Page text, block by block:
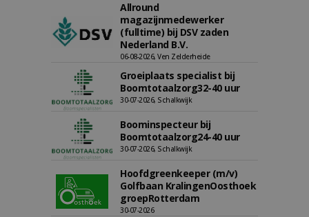
Allround
magazijnmedewerker
(fulltime) bij DSV zaden
Nederland B.V.
06-08-2026, Ven Zelderheide
Groeiplaats specialist bij
Boomtotaalzorg32-40 uur
30-07-2026, Schalkwijk
Boominspecteur bij
Boomtotaalzorg24-40 uur
30-07-2026, Schalkwijk
Hoofdgreenkeeper (m/v)
Golfbaan KralingenOosthoek
groepRotterdam
30-07-2026